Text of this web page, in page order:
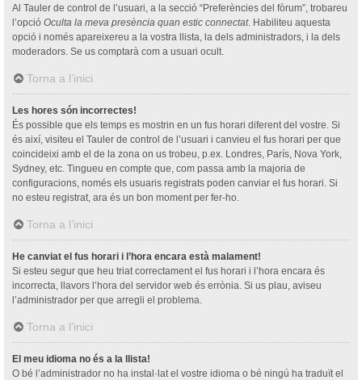
Al Tauler de control de l’usuari, a la secció “Preferències del fòrum”, trobareu
l’opció Oculta la meva presència quan estic connectat. Habiliteu aquesta
opció i només apareixereu a la vostra llista, la dels administradors, i la dels
moderadors. Se us comptarà com a usuari ocult.
Torna a l’inici
Les hores són incorrectes!
És possible que els temps es mostrin en un fus horari diferent del vostre. Si
és així, visiteu el Tauler de control de l’usuari i canvieu el fus horari per que
coincideixi amb el de la zona on us trobeu, p.ex. Londres, París, Nova York,
Sydney, etc. Tingueu en compte que, com passa amb la majoria de
configuracions, només els usuaris registrats poden canviar el fus horari. Si
no esteu registrat, ara és un bon moment per fer-ho.
Torna a l’inici
He canviat el fus horari i l’hora encara està malament!
Si esteu segur que heu triat correctament el fus horari i l’hora encara és
incorrecta, llavors l’hora del servidor web és errònia. Si us plau, aviseu
l’administrador per que arregli el problema.
Torna a l’inici
El meu idioma no és a la llista!
O bé l’administrador no ha instal·lat el vostre idioma o bé ningú ha traduït el